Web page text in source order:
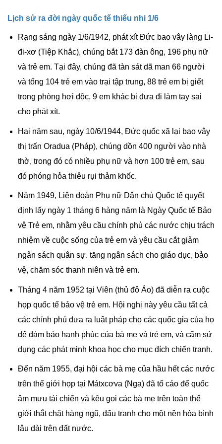
Lịch sử ra đời ngày quốc tế thiếu nhi 1/6
Rạng sáng ngày 1/6/1942, phát xít Đứcbao vây làng Li-
đi-xơ (Tiệp Khắc), chúng bắt 173 đàn ông, 196 phụ nữ
và trẻ em. Tại đây, chúng đã tàn sát dã man 66 người
và tống 104 trẻ em vào trại tập trung, 88 trẻ em bị giết
trong phòng hơi độc, 9 em khác bị đưa đi làm tay sai
cho phát xít.
Hai năm sau, ngày 10/6/1944, Đức quốc xã lại bao vây
thị trấn Oradua (Pháp), chúng dồn 400 người vào nhà
thờ, trong đó có nhiều phụ nữ và hơn 100 trẻ em, sau
đó phóng hỏa thiêu rụi thảm khốc.
Năm 1949, Liên đoàn Phụ nữ Dân chủ Quốc tế quyết
định lấy ngày 1 tháng 6 hàng năm là Ngày Quốc tế Bảo
vệ Trẻ em, nhằm yêu cầu chính phủ các nước chịu trách
nhiệm về cuộc sống của trẻ em và yêu cầu cắt giảm
ngân sách quân sự. tăng ngân sách cho giáo dục, bảo
vệ, chăm sóc thanh niên và trẻ em.
Tháng 4 năm 1952 tại Viên (thủ đô Áo) đã diễn ra cuộc
họp quốc tế bảo vệ trẻ em. Hội nghị này yêu cầu tất cả
các chính phủ đưa ra luật pháp cho các quốc gia của họ
để đảm bảo hạnh phúc của bà mẹ và trẻ em, và cấm sử
dụng các phát minh khoa học cho mục đích chiến tranh.
Đến năm 1955, đại hội các bà mẹ của hầu hết các nước
trên thế giới họp tại Mátxcơva (Nga) đã tố cáo đế quốc
âm mưu tái chiến và kêu gọi các bà mẹ trên toàn thế
giới thắt chặt hàng ngũ, đấu tranh cho một nền hòa bình
lâu dài trên đất nước.